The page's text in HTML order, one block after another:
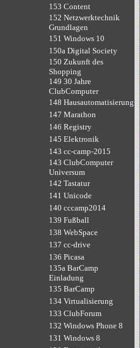
153 Content
152 Netzwerktechnik
Grundlagen
151 Windows 10
150a Digital Society
150 Zukunft des
Shopping
149 30 Jahre
ClubComputer
148 Hausautomatisierung
147 Marathon
146 Registry
145 Elektronik
143 cc-camp-2015
143 ClubComputer
Universum
142 Tastatur
141 Unicode
140 cccamp2014
139 Fußball
138 WebSpace
137 cc-drive
136 Picasa
135a BarCamp
Einladung
135 BarCamp
134 Virtualisierung
133 ClubForum
132 Windows Phone 8
131 Windows 8